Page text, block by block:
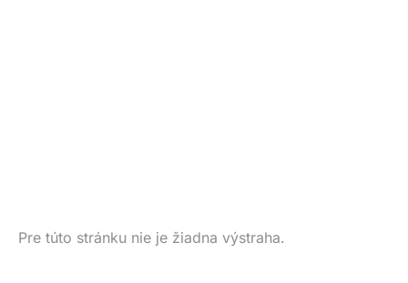
Pre túto stránku nie je žiadna výstraha.